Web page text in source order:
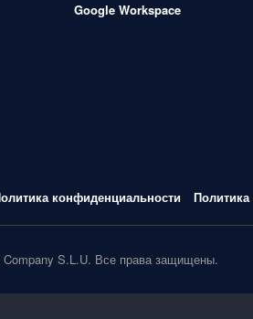
Google Workspace
конфиденциальности
S.L.U. Все права защищены.